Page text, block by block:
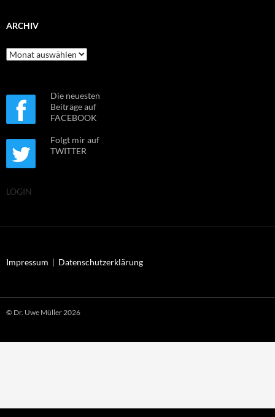
ARCHIV
Archiv
Die neuesten
Beiträge auf
FACEBOOK
Folgt mir auf
TWITTER
LOGIN
Impressum | Datenschutzerklärung
© Dr. Uwe Müller 2026